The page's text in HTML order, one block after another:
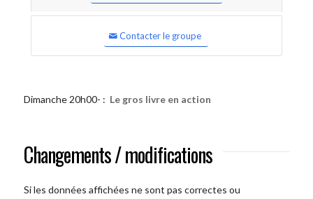
Contacter le groupe
Dimanche 20h00- : Le gros livre en action
Changements / modifications
Si les données affichées ne sont pas correctes ou